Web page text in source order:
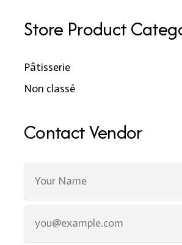
Store Product
Pâtisserie
Non classé
Contact Vendor